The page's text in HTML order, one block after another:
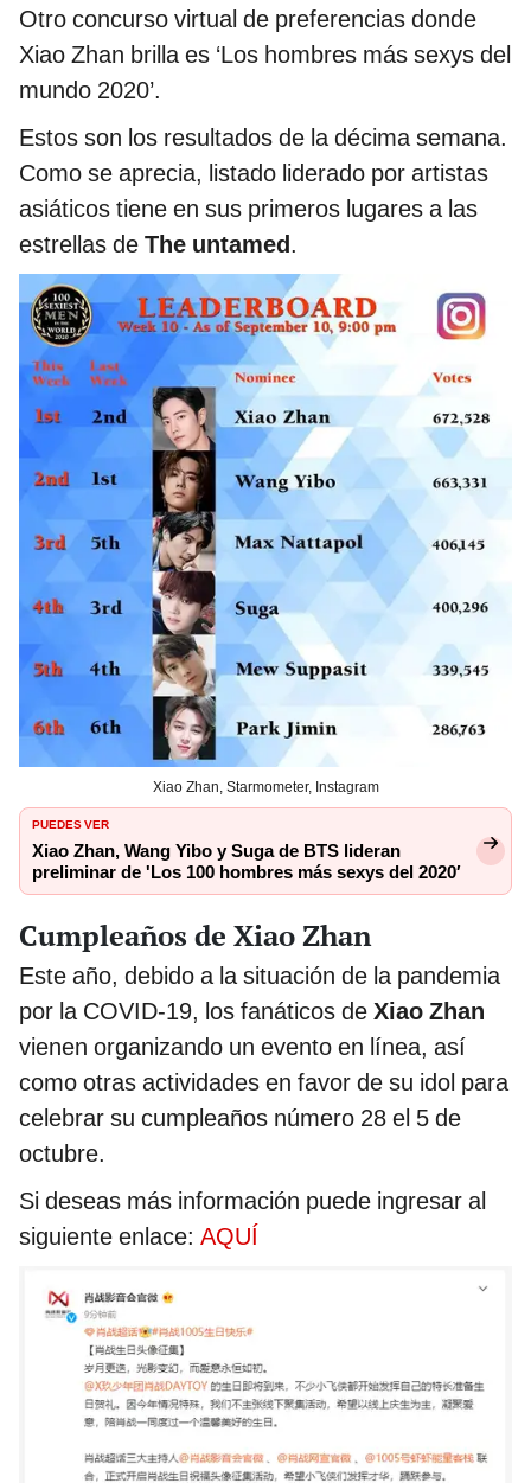
Otro concurso virtual de preferencias donde
Xiao Zhan brilla es ‘Los hombres más sexys del
mundo 2020’.
Estos son los resultados de la décima semana.
Como se aprecia, listado liderado por artistas
asiáticos tiene en sus primeros lugares a las
estrellas de The untamed.
Xiao Zhan, Starmometer, Instagram
PUEDES VER
Xiao Zhan, Wang Yibo y Suga de BTS lideran
preliminar de 'Los 100 hombres más sexys del 2020′
Cumpleaños de Xiao Zhan
Este año, debido a la situación de la pandemia
por la COVID-19, los fanáticos de Xiao Zhan
vienen organizando un evento en línea, así
como otras actividades en favor de su idol para
celebrar su cumpleaños número 28 el 5 de
octubre.
Si deseas más información puede ingresar al
siguiente enlace: AQUÍ